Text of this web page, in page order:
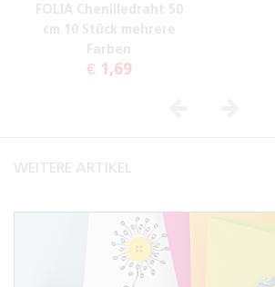
FOLIA Chenilledraht 50
cm 10 Stück mehrere
Farben
€ 1,69
WEITERE ARTIKEL